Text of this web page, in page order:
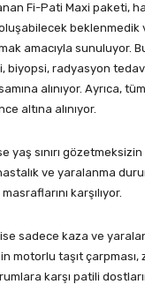
Fi-Pati Maxi paketi,
beklenmedik
amacıyla sunuluyor.
biyopsi, radyasyon
alınıyor. Ayrıca,
altına alınıyor.
yaş sınırı
ve yaralanma
karşılıyor.
sadece kaza ve
motorlu taşıt çarpması,
karşı patili